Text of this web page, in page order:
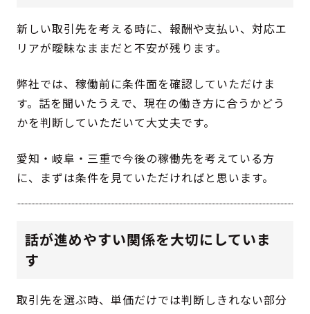
新しい取引先を考える時に、報酬や支払い、対応エ
リアが曖昧なままだと不安が残ります。
弊社では、稼働前に条件面を確認していただけま
す。話を聞いたうえで、現在の働き方に合うかどう
かを判断していただいて大丈夫です。
愛知・岐阜・三重で今後の稼働先を考えている方
に、まずは条件を見ていただければと思います。
話が進めやすい関係を大切にしていま
す
取引先を選ぶ時、単価だけでは判断しきれない部分